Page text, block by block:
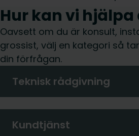
Hur kan vi hjälpa
Oavsett om du är konsult,
grossist, välj en kategori så
din förfrågan.
Teknisk rådgivning
Kundtjänst